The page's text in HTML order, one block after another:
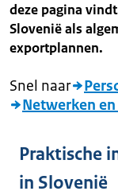
deze pagina
Slovenië als
exportplannen.
Snel naar
Netwerken
Praktische
in Slovenië